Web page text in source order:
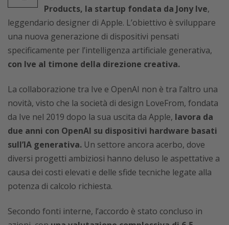
Products, la startup fondata da Jony Ive,
leggendario designer di Apple. L’obiettivo è sviluppare
una nuova generazione di dispositivi pensati
specificamente per l’intelligenza artificiale generativa,
con Ive al timone della direzione creativa.
La collaborazione tra Ive e OpenAI non è tra l’altro una
novità, visto che la società di design LoveFrom, fondata
da Ive nel 2019 dopo la sua uscita da Apple, lavora da
due anni con OpenAI su dispositivi hardware basati
sull’IA generativa. Un settore ancora acerbo, dove
diversi progetti ambiziosi hanno deluso le aspettative a
causa dei costi elevati e delle sfide tecniche legate alla
potenza di calcolo richiesta.
Secondo fonti interne, l’accordo è stato concluso in